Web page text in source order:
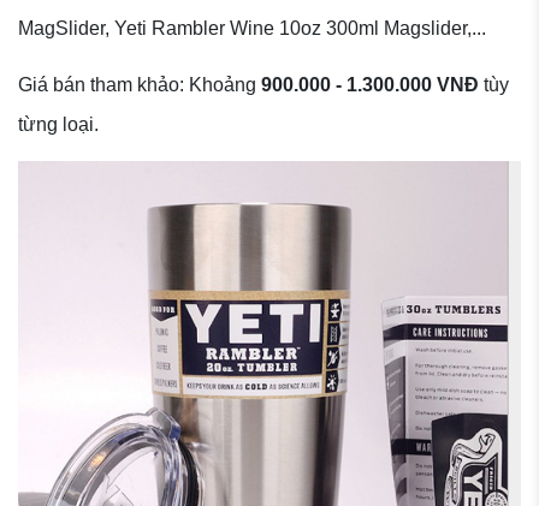
MagSlider, Yeti Rambler Wine 10oz 300ml Magslider,...
Giá bán tham khảo: Khoảng 900.000 - 1.300.000 VNĐ tùy
từng loại.